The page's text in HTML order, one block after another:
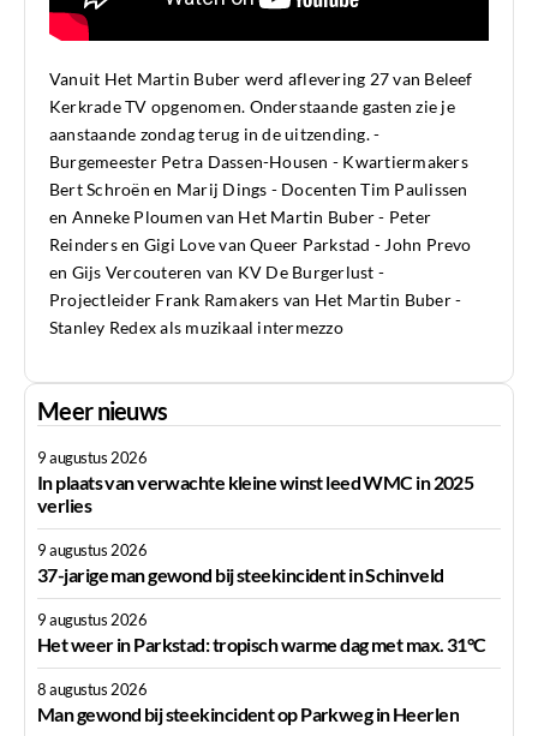
Vanuit Het Martin Buber werd aflevering 27 van Beleef
Kerkrade TV opgenomen. Onderstaande gasten zie je
aanstaande zondag terug in de uitzending. -
Burgemeester Petra Dassen-Housen - Kwartiermakers
Bert Schroën en Marij Dings - Docenten Tim Paulissen
en Anneke Ploumen van Het Martin Buber - Peter
Reinders en Gigi Love van Queer Parkstad - John Prevo
en Gijs Vercouteren van KV De Burgerlust -
Projectleider Frank Ramakers van Het Martin Buber -
Stanley Redex als muzikaal intermezzo
Meer nieuws
9 augustus 2026
In plaats van verwachte kleine winst leed WMC in 2025
verlies
9 augustus 2026
37-jarige man gewond bij steekincident in Schinveld
9 augustus 2026
Het weer in Parkstad: tropisch warme dag met max. 31°C
8 augustus 2026
Man gewond bij steekincident op Parkweg in Heerlen